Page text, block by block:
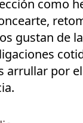
como
gustan de
arrullar por